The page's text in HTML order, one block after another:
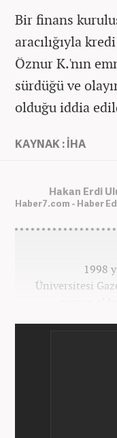
Bir finans
aracılığıyla
Öznur K.'nın
sürdüğü ve
olduğu iddia
KAYNAK : İHA
Hakan Erdi
Haber7.com - Haber
1998
Üniversitesi
mezun